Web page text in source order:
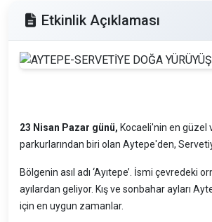
Etkinlik Açıklaması
23 Nisan Pazar günü, Kocaeli'nin en güzel
parkurlarından biri olan Aytepe'den,
Bölgenin asıl adı ‘Ayıtepe’. İsmi çevredeki
ayılardan geliyor. Kış ve sonbahar ayları
için en uygun zamanlar.